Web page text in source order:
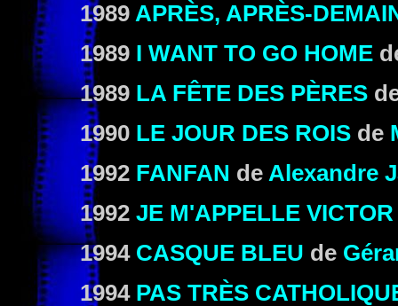
1989 APRÈS, APRÈS-
1989 I WANT TO GO HOME
1989 LA FÊTE DES PÈRES
1990 LE JOUR DES ROIS de
1992 FANFAN de Alexandre
1992 JE M'APPELLE VICTOR
1994 CASQUE BLEU de
1994 PAS TRÈS